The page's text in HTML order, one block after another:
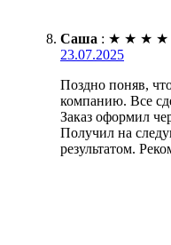
Саша : ★ ★ ★ ★
23.07.2025
Поздно поняв,
компанию. Все
Заказ оформил
Получил на
результатом.